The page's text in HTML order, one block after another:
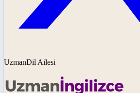
UzmanDil Ailesi